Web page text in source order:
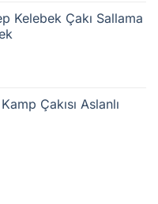
Kelebek Çakı Sallama
Çakısı Aslanlı